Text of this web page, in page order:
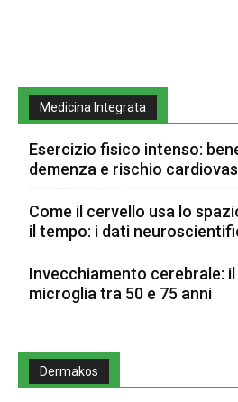
Medicina Integrata
Esercizio fisico intenso:
demenza e rischio
Come il cervello usa lo
il tempo: i dati
Invecchiamento cerebrale:
microglia tra 50 e 75 anni
Dermakos